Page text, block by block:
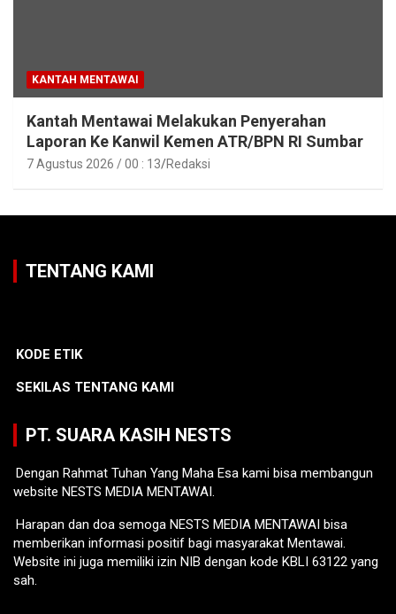
KANTAH MENTAWAI
Kantah Mentawai Melakukan Penyerahan
Laporan Ke Kanwil Kemen ATR/BPN RI Sumbar
7 Agustus 2026 / 00 : 13 Redaksi
TENTANG KAMI
KODE ETIK
SEKILAS TENTANG KAMI
PT. SUARA KASIH NESTS
Dengan Rahmat Tuhan Yang Maha Esa kami bisa membangun
website NESTS MEDIA MENTAWAI.
Harapan dan doa semoga NESTS MEDIA MENTAWAI bisa
memberikan informasi positif bagi masyarakat Mentawai.
Website ini juga memiliki izin NIB dengan kode KBLI 63122 yang
sah.